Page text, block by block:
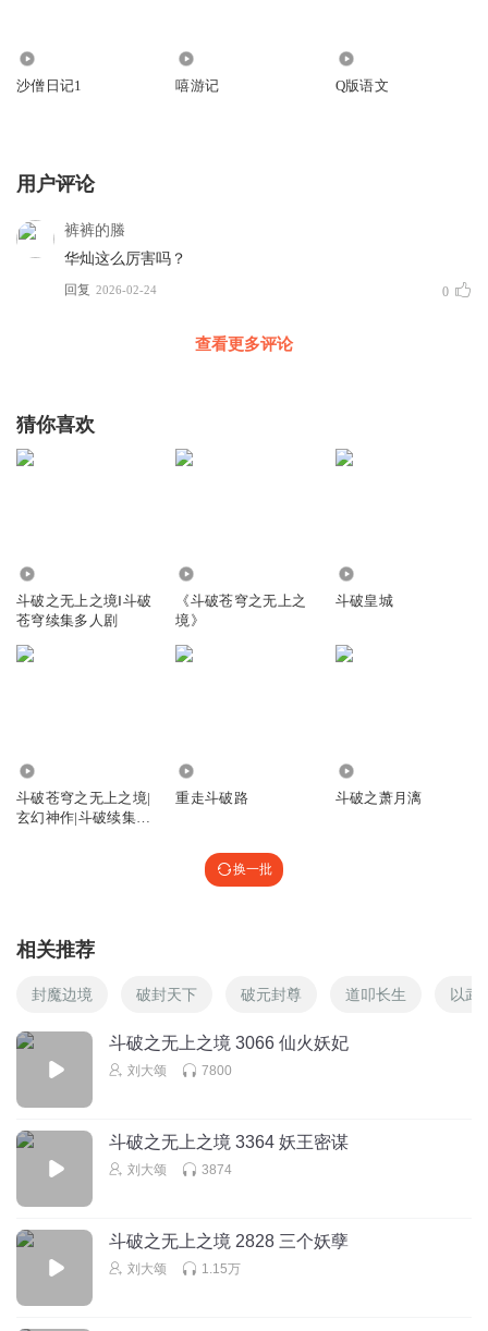
沙僧日记1 嘻游记 Q版语文
用户评论
裤裤的螣
华灿这么厉害吗？
回复 2026-02-24 0
查看更多评论
猜你喜欢
斗破之无上之境Ⅰ斗破
苍穹续集多人剧
《斗破苍穹之无上之
境》
斗破皇城
斗破苍穹之无上之境|
玄幻神作|斗破续集|
重走斗破路 斗破之萧月漓
换一批
相关推荐
封魔边境 破封天下 破元封尊 道叩长生 以武
斗破之无上之境 3066 仙火妖妃
刘大颂 7800
斗破之无上之境 3364 妖王密谋
刘大颂 3874
斗破之无上之境 2828 三个妖孽
刘大颂 1.15万